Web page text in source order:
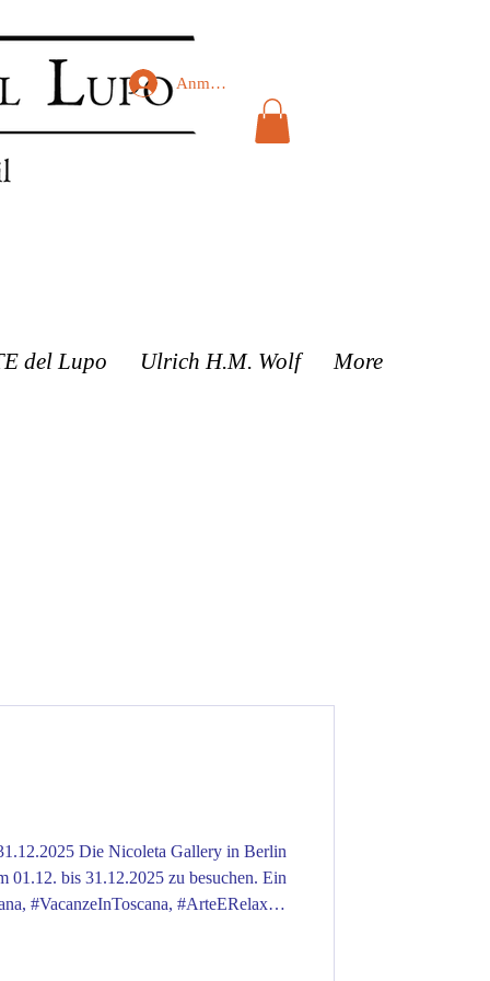
Anmelden
del Lupo Ulrich H.M. Wolf More
Gallery in Berlin
01.12. bis 31.12.2025 zu besuchen. Ein
#VacanzeInToscana, #ArteERelax